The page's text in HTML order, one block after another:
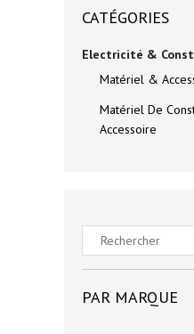
CATÉGORIES
Electricité &
Matériel &
Matériel De
Accessoire
PAR MARQUE